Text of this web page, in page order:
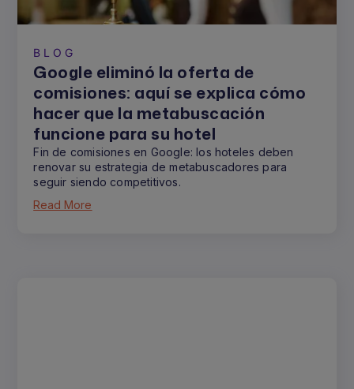
BLOG
Google eliminó la oferta de
comisiones: aquí se explica cómo
hacer que la metabuscación
funcione para su hotel
Fin de comisiones en Google: los hoteles deben
renovar su estrategia de metabuscadores para
seguir siendo competitivos.
Read More